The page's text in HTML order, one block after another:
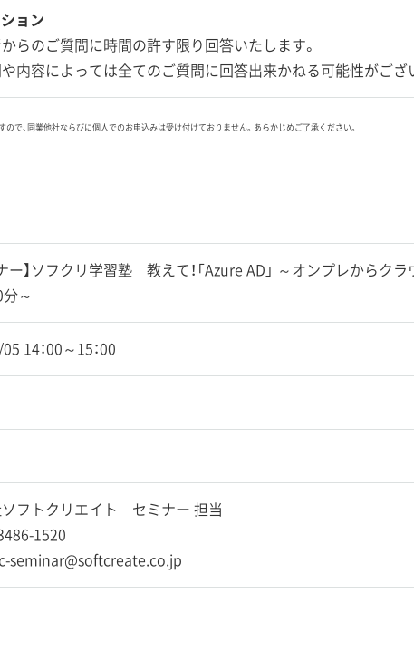
ョン
らのご質問に時間の許す限り回答いたします。
内容によっては全てのご質問に回答出来かねる可能性がござ
で、同業他社ならびに個人でのお申込みは受け付けておりません。あらかじめご了承ください。
ー】ソフクリ学習塾 教えて！「Azure AD」 ～オンプレからクラ
～
14：00～15：00
フトクリエイト セミナー 担当
1520
seminar@softcreate.co.jp